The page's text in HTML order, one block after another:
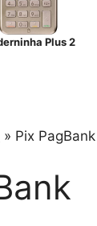
Plus 2
» Pix PagBank